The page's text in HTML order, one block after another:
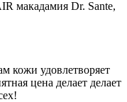
кожи удовлетворяет
цена делает делает